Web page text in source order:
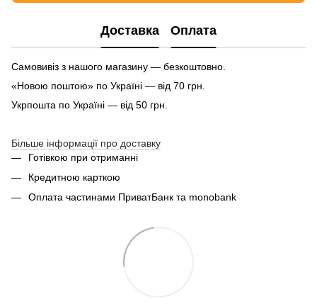
Доставка Оплата
Самовивіз з нашого магазину — безкоштовно.
«Новою поштою» по Україні — від 70 грн.
Укрпошта по Україні — від 50 грн.
Більше інформації про доставку
Готівкою при отриманні
Кредитною карткою
Оплата частинами ПриватБанк та monobank